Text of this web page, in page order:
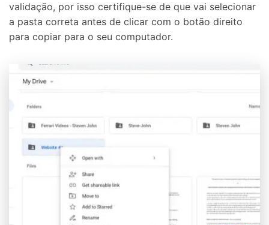
validação, por isso certifique-se de que vai selecionar
a pasta correta antes de clicar com o botão direito
para copiar para o seu computador.